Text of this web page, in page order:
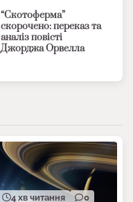
“Скотоферма”
скорочено: переказ та
аналіз повісті
Джорджа Орвелла
4 хв читання 0